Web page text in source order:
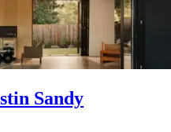
Sandy